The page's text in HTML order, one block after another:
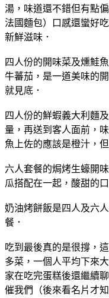
湯，味道還不錯但有點
法國麵包）口感還蠻好
新鮮滋味．
四人份的開味菜及燻鮭
牛蕃茄，是一道美味的
就見底．
四人份的鮮蝦義大利麵
量，再送到客人面前，
魚上佐的應該是橙汁，
六人套餐的焗烤生蠔開
瓜搭配在一起，酸甜的
奶油烤餅飯是四人及六
餐．
吃到最後真的是很撐，
多菜，一個人平均下來
家在吃完蛋糕後還繼續
催我們（後來看名片才